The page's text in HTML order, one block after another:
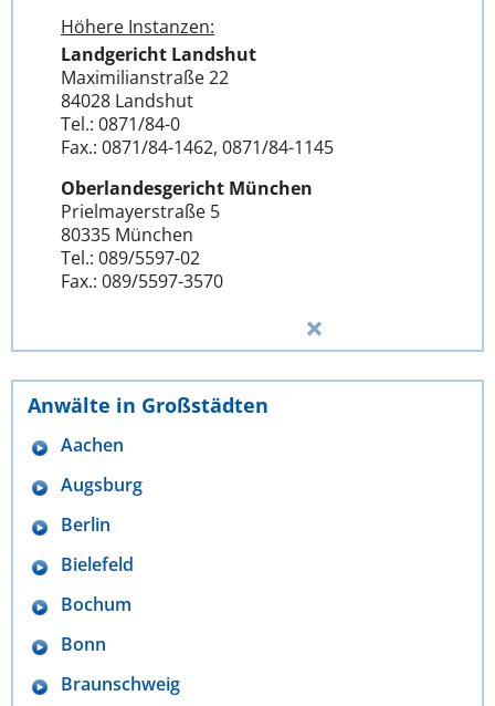
Höhere Instanzen:
Landgericht Landshut
Maximilianstraße 22
84028 Landshut
Tel.: 0871/84-0
Fax.: 0871/84-1462, 0871/84-1145
Oberlandesgericht München
Prielmayerstraße 5
80335 München
Tel.: 089/5597-02
Fax.: 089/5597-3570
Anwälte in Großstädten
Aachen
Augsburg
Berlin
Bielefeld
Bochum
Bonn
Braunschweig